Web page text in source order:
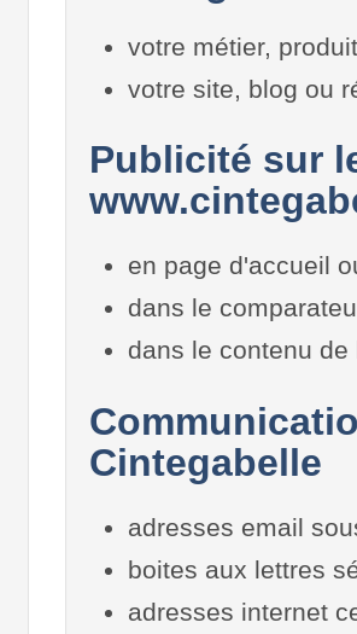
votre métier,
votre site, blog ou
Publicité sur
en page d'accueil
dans le
dans le contenu de
Cintegabelle
adresses email
boites aux lettres
adresses internet